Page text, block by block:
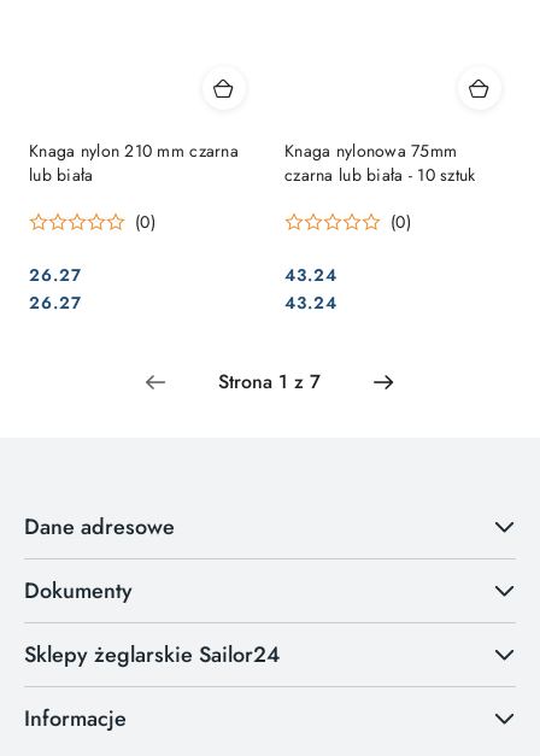
Knaga nylon 210 mm czarna
lub biała
(0)
Cena:
26.27
Cena:
26.27
Knaga nylonowa 75mm
czarna lub biała - 10 sztuk
(0)
Cena:
43.24
Cena:
43.24
Dane adresowe
Dokumenty
Sklepy żeglarskie Sailor24
Informacje